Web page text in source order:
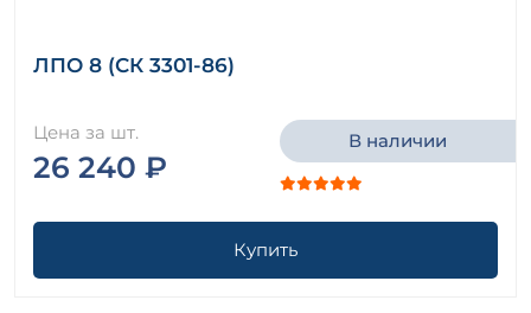
ЛПО 8 (СК 3301-86)
Цена за шт.
26 240 ₽
В наличии
Купить